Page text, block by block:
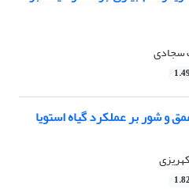
سجادی
و شور بر عملکرد گیاه استویا